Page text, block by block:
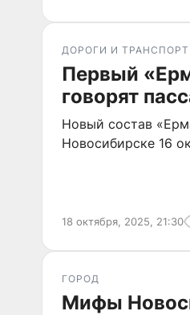
ДОРОГИ И ТРАНСПОРТ
Первый
говорят
Новый состав
Новосибирске 16
18 октября, 2025, 21:30
ГОРОД
Мифы